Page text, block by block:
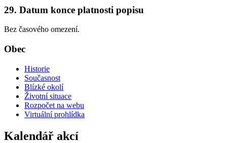
29. Datum konce platnosti popisu
Bez časového omezení.
Obec
Historie
Současnost
Blízké okolí
Životní situace
Rozpočet na webu
Virtuální prohlídka
Kalendář akcí